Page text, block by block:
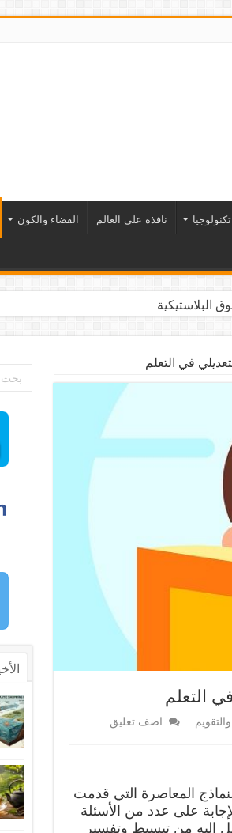
تكنولوجيا نافذة على العالم الفضاء والكون
البلاستيكية
في التعلم
التعلم
اضف تعليق
المعاصرة التي قدمت
على عدد من الأسئلة
إليه من تبسيط وتفسير